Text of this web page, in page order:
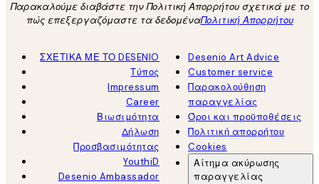
Παρακαλούμε διαβάστε την Πολιτική Απορρήτου σχετικά με το
πώς επεξεργαζόμαστε τα δεδομέναΠολιτική Απορρήτου
ΣΧΕΤΙΚΑ ΜΕ ΤΟ DESENIO
Τύπος
Impressum
Career
Βιωσιμότητα
Δήλωση
Προσβασιμότητας
YouthiD
Desenio Ambassador
Desenio Art Advice
Customer service
Παρακολούθηση
παραγγελίας
Όροι και προϋποθέσεις
Πολιτική απορρήτου
Cookies
Αίτημα ακύρωσης
παραγγελίας